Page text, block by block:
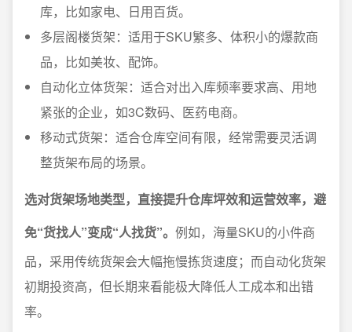
库，比如家电、日用百货。
多层阁楼货架：适用于SKU繁多、体积小的爆款商
品，比如美妆、配饰。
自动化立体货架：适合对出入库频率要求高、用地
紧张的企业，如3C数码、医药电商。
移动式货架：适合仓库空间有限，经常需要灵活调
整货架布局的场景。
选对货架场地类型，直接提升仓库坪效和运营效率，避
免“货找人”变成“人找货”。 例如，海量SKU的小件商
品，采用传统货架会大幅拖慢拣货速度；而自动化货架
初期投资高，但长期来看能极大降低人工成本和出错
率。